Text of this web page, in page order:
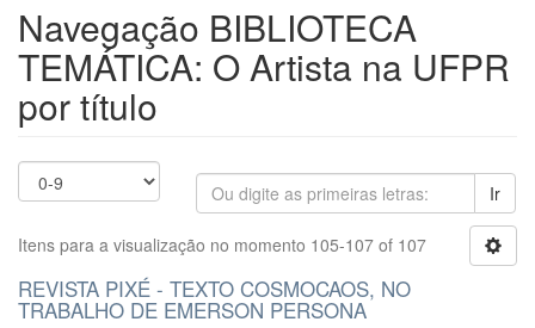
Navegação BIBLIOTECA
TEMÁTICA: O Artista na UFPR
por título
Ir
Itens para a visualização no momento 105-107 of 107
REVISTA PIXÉ - TEXTO COSMOCAOS, NO
TRABALHO DE EMERSON PERSONA